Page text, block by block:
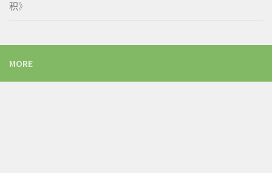
积》
MORE